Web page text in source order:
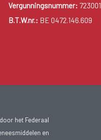
Vergunningsnummer: 723001
B.T.W.nr.: BE 0472.146.609
het Federaal
en